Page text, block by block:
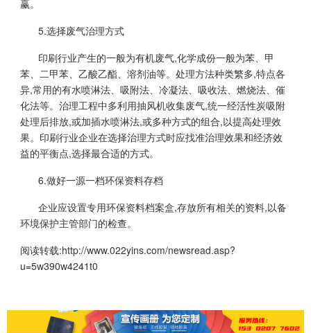
赢。
5.选择废气治理方式
印刷行业产生的一般为有机废气,化学成份一般为苯、甲
苯、二甲苯、乙酸乙酯、溶剂油等。处理方法种类繁多,特点各
异,常用的有水喷淋法、吸附法、冷凝法、吸收法、燃烧法、催
化法等。治理工程中多利用抽风机收集废气,统一经活性炭吸附
处理后排放,或加插水喷淋法,或多种方式的组合,以提高处理效
果。印刷行业企业在选择治理方式时应找准治理效果和经济效
益的平衡点,选择最合适的方式。
6.做好一源一档环保资料存档
企业应设置专用环保资料档案盒,存放所有相关的资料,以备
环境保护主管部门的检查。
阅读转载:http://www.022yins.com/newsread.asp?
u=5w390w4241t0